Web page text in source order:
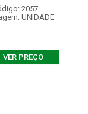
2057
UNIDADE
VER PREÇO